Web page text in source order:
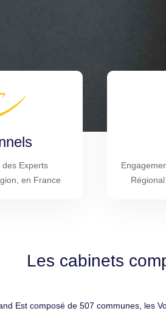
Experts
en France
Les cabinets
Est composé de 507 communes, les